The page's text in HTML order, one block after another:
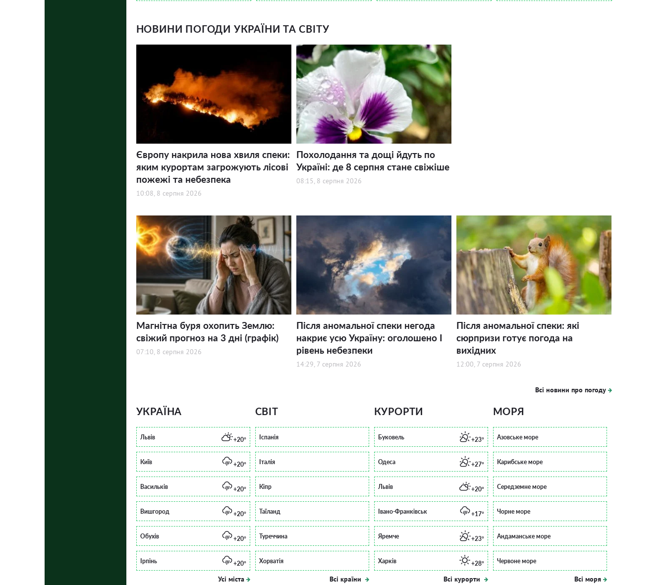
НОВИНИ ПОГОДИ УКРАЇНИ ТА СВІТУ
Європу накрила нова хвиля спеки:
яким курортам загрожують лісові
пожежі та небезпека
10:08, 8 серпня 2026
Похолодання та дощі йдуть по
Україні: де 8 серпня стане свіжіше
08:15, 8 серпня 2026
Магнітна буря охопить Землю:
свіжий прогноз на 3 дні (графік)
07:10, 8 серпня 2026
Після аномальної спеки негода
накриє усю Україну: оголошено І
рівень небезпеки
14:29, 7 серпня 2026
Після аномальної спеки: які
сюрпризи готує погода на
вихідних
12:00, 7 серпня 2026
Всі новини про погоду
УКРАЇНА
Львів +20°
Київ +20°
Васильків +20°
Вишгород +20°
Обухів +20°
Ірпінь +20°
Усі міста
СВІТ
Іспанія
Італія
Кіпр
Таїланд
Туреччина
Хорватія
Всі країни
КУРОРТИ
Буковель +23°
Одеса +27°
Львів +20°
Івано-Франківськ +17°
Яремче +23°
Харків +28°
Всі курорти
МОРЯ
Азовське море
Карибське море
Середземне море
Чорне море
Андаманське море
Червоне море
Всі моря